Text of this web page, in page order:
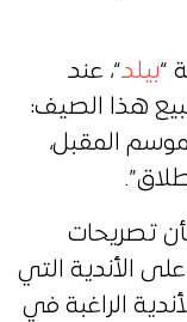
“بيلد“، عند
هذا الصيف:
المقبل،
تصريحات
الأندية التي
الراغبة في